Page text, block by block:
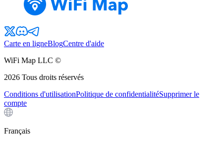
Carte en ligneBlogCentre d'aide
WiFi Map LLC ©
2026 Tous droits réservés
Conditions d'utilisationPolitique de confidentialitéSupprimer le
compte
Français